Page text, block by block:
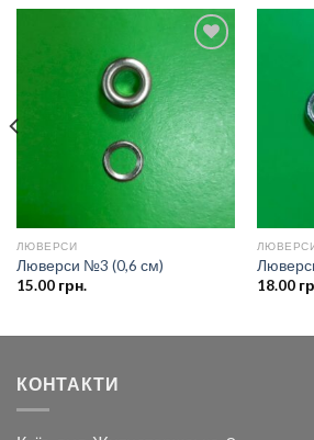
Додати
до
списку
бажань
ЛЮВЕРСИ
Люверси №3 (0,6 см)
15.00грн.
18.00
КОНТАКТИ